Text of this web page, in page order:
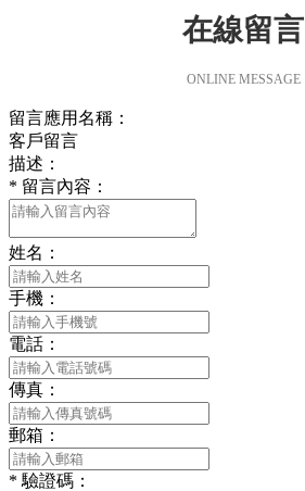
在線留言
ONLINE MESSAGE
留言應用名稱：
客戶留言
描述：
* 留言內容：
姓名：
手機：
電話：
傳真：
郵箱：
* 驗證碼：